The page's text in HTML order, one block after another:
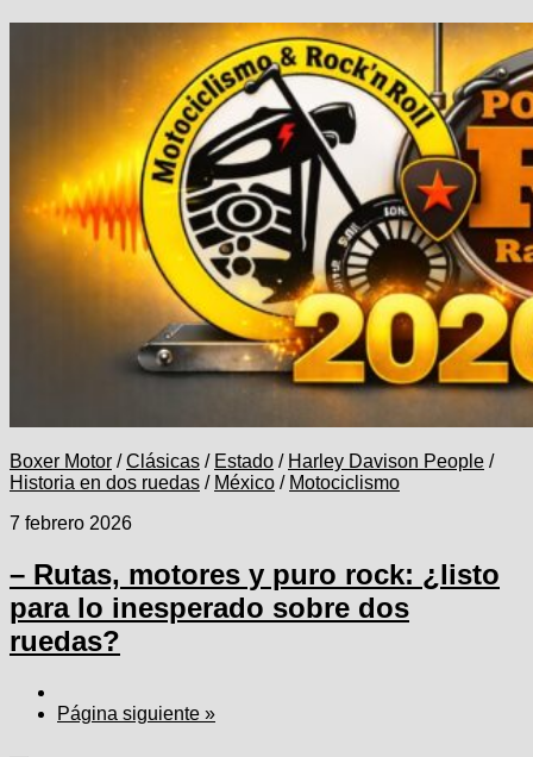
Boxer Motor /Clásicas / Estado / Harley Davison People /
Historia en dos ruedas / México / Motociclismo
7 febrero 2026
– Rutas, motores y puro rock: ¿listo
para lo inesperado sobre dos
ruedas?
Página siguiente »